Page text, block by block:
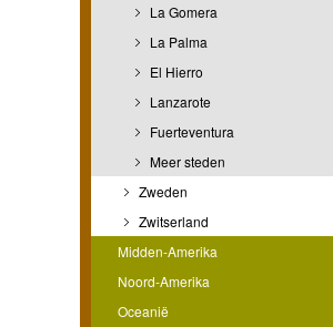
La Gomera
La Palma
El Hierro
Lanzarote
Fuerteventura
Meer steden
Zweden
Zwitserland
Midden-Amerika
Noord-Amerika
Oceanië